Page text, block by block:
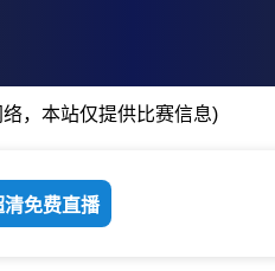
，本站仅提供比赛信息)
清免费直播